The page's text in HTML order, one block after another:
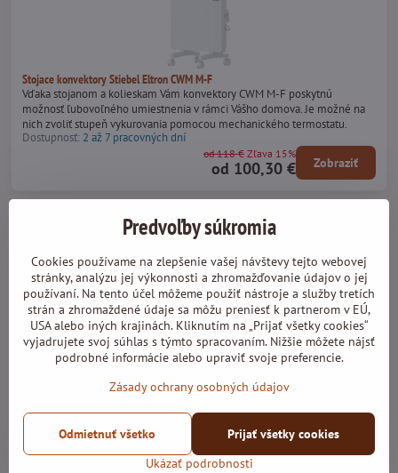
Stojace konvektory Stiebel Eltron CWM M-F
Vďaka stojanom a kolieskam Vám konvektory CWM M-F poskytnú
možnosť ľubovoľného umiestnenia v rámci Vášho domova. Je možné na
nich zvoliť stupeň vykurovania pomocou mechanického termostatu.
Dostupnosť: 2 až 7 pracovných dní
od 100,30 €
od 118 € Zľava 15%
Zobraziť
Prečo NAJvykurovanie.sk?
široký sortiment
overení dodávatelia
spoľahlivý prepravca
15 rokov skúseností
Predvoľby súkromia
Cookies používame na zlepšenie vašej návštevy tejto webovej
stránky, analýzu jej výkonnosti a zhromažďovanie údajov o jej
používaní. Na tento účel môžeme použiť nástroje a služby tretích
strán a zhromaždené údaje sa môžu preniesť k partnerom v EÚ,
USA alebo iných krajinách. Kliknutím na „Prijať všetky cookies“
vyjadrujete svoj súhlas s týmto spracovaním. Nižšie môžete nájsť
podrobné informácie alebo upraviť svoje preferencie.
Zásady ochrany osobných údajov
Ukázať podrobnosti
Prijať všetky cookies
Odmietnuť všetko